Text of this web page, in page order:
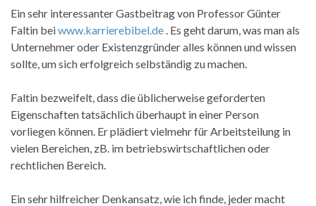
Ein sehr interessanter Gastbeitrag von Professor Günter
Faltin beiwww.karrierebibel.de . Es geht darum, was man als
Unternehmer oder Existenzgründer alles können und wissen
sollte, um sich erfolgreich selbständig zu machen.
Faltin bezweifelt, dass die üblicherweise geforderten
Eigenschaften tatsächlich überhaupt in einer Person
vorliegen können. Er plädiert vielmehr für Arbeitsteilung in
vielen Bereichen, zB. im betriebswirtschaftlichen oder
rechtlichen Bereich.
Ein sehr hilfreicher Denkansatz, wie ich finde, jeder macht